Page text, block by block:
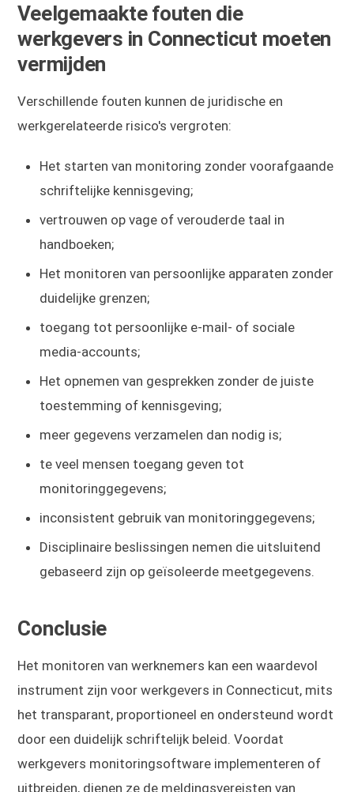
Veelgemaakte fouten die
werkgevers in Connecticut moeten
vermijden
Verschillende fouten kunnen de juridische en
werkgerelateerde risico's vergroten:
Het starten van monitoring zonder voorafgaande
schriftelijke kennisgeving;
vertrouwen op vage of verouderde taal in
handboeken;
Het monitoren van persoonlijke apparaten zonder
duidelijke grenzen;
toegang tot persoonlijke e-mail- of sociale
media-accounts;
Het opnemen van gesprekken zonder de juiste
toestemming of kennisgeving;
meer gegevens verzamelen dan nodig is;
te veel mensen toegang geven tot
monitoringgegevens;
inconsistent gebruik van monitoringgegevens;
Disciplinaire beslissingen nemen die uitsluitend
gebaseerd zijn op geïsoleerde meetgegevens.
Conclusie
Het monitoren van werknemers kan een waardevol
instrument zijn voor werkgevers in Connecticut, mits
het transparant, proportioneel en ondersteund wordt
door een duidelijk schriftelijk beleid. Voordat
werkgevers monitoringsoftware implementeren of
uitbreiden, dienen ze de meldingsvereisten van